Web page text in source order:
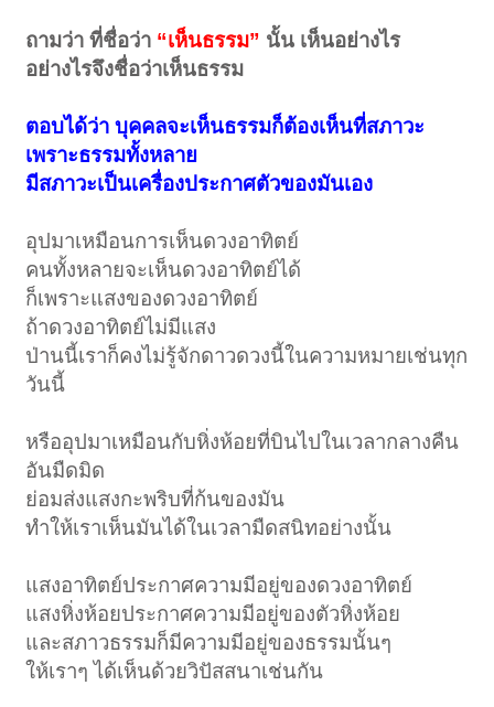
ถามว่า ที่ชื่อว่า “เห็นธรรม” นั้น เห็นอย่างไร
อย่างไรจึงชื่อว่าเห็นธรรม
ตอบได้ว่า บุคคลจะเห็นธรรมก็ต้องเห็นที่สภาวะ
เพราะธรรมทั้งหลาย
มีสภาวะเป็นเครื่องประกาศตัวของมันเอง
อุปมาเหมือนการเห็นดวงอาทิตย์
คนทั้งหลายจะเห็นดวงอาทิตย์ได้
ก็เพราะแสงของดวงอาทิตย์
ถ้าดวงอาทิตย์ไม่มีแสง
ป่านนี้เราก็คงไม่รู้จักดาวดวงนี้ในความหมายเช่นทุก
วันนี้
หรืออุปมาเหมือนกับหิ่งห้อยที่บินไปในเวลากลางคืน
อันมืดมิด
ย่อมส่งแสงกะพริบที่ก้นของมัน
ทำให้เราเห็นมันได้ในเวลามืดสนิทอย่างนั้น
แสงอาทิตย์ประกาศความมีอยู่ของดวงอาทิตย์
แสงหิ่งห้อยประกาศความมีอยู่ของตัวหิ่งห้อย
และสภาวธรรมก็มีความมีอยู่ของธรรมนั้นๆ
ให้เราๆ ได้เห็นด้วยวิปัสสนาเช่นกัน